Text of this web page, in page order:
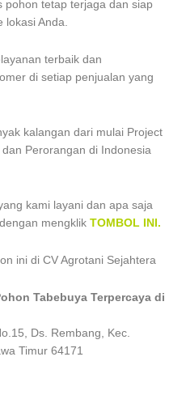
pohon tetap terjaga dan siap
lokasi Anda.
terbaik dan
di setiap penjualan yang
kalangan dari mulai Project
Perorangan di Indonesia
kami layani dan apa saja
mengklik TOMBOL INI.
ini di CV Agrotani Sejahtera
Tabebuya Terpercaya di
Ds. Rembang, Kec.
Timur 64171